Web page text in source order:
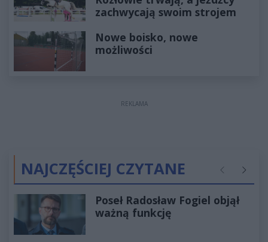
zachwycają swoim strojem
Nowe boisko, nowe
możliwości
REKLAMA
NAJCZĘŚCIEJ CZYTANE Poprzednie
Poseł Radosław Fogiel objął
ważną funkcję